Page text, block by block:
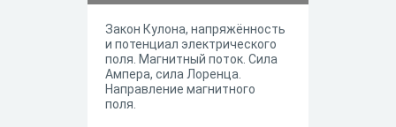
Закон Кулона, напряжённость
и потенциал электрического
поля. Магнитный поток. Сила
Ампера, сила Лоренца.
Направление магнитного
поля.